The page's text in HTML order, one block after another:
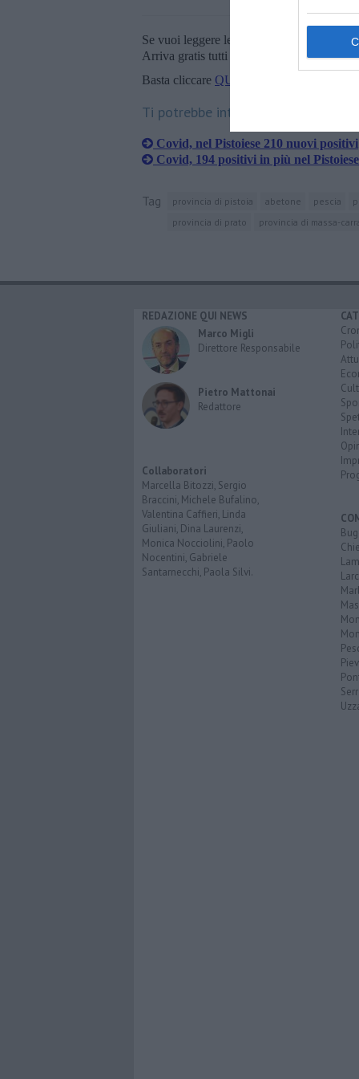
Se vuoi leggere le notizie principali della
Arriva gratis tutti i giorni alle 20:00
Basta cliccare QUI
Ti potrebbe interessare anche:
Covid, nel Pistoiese 210 nuovi positivi
Covid, 194 positivi in più nel Pistoiese
Tag provincia di pistoia abetone pescia
provincia di prato
provincia di massa-
REDAZIONE QUI NEWS
Marco Migli
Direttore Responsabile
Pietro Mattonai
Redattore
Collaboratori
Marcella Bitozzi, Sergio
Braccini, Michele Bufalino,
Valentina Caffieri, Linda
Giuliani, Dina Laurenzi,
Monica Nocciolini, Paolo
Nocentini, Gabriele
Santarnecchi, Paola Silvi.